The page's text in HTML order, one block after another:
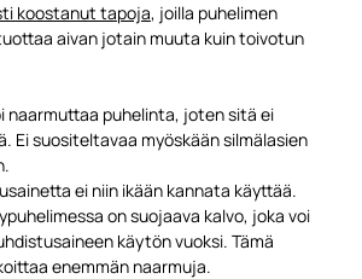
koostanut tapoja, joilla puhelimen
aivan jotain muuta kuin toivotun
naarmuttaa puhelinta, joten sitä ei
Ei suositeltavaa myöskään silmälasien
ei niin ikään kannata käyttää.
on suojaava kalvo, joka voi
käytön vuoksi. Tämä
enemmän naarmuja.